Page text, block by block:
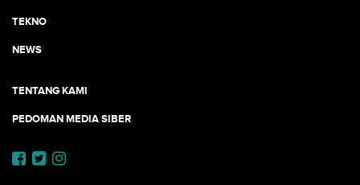
TEKNO
NEWS
TENTANG KAMI
PEDOMAN MEDIA SIBER